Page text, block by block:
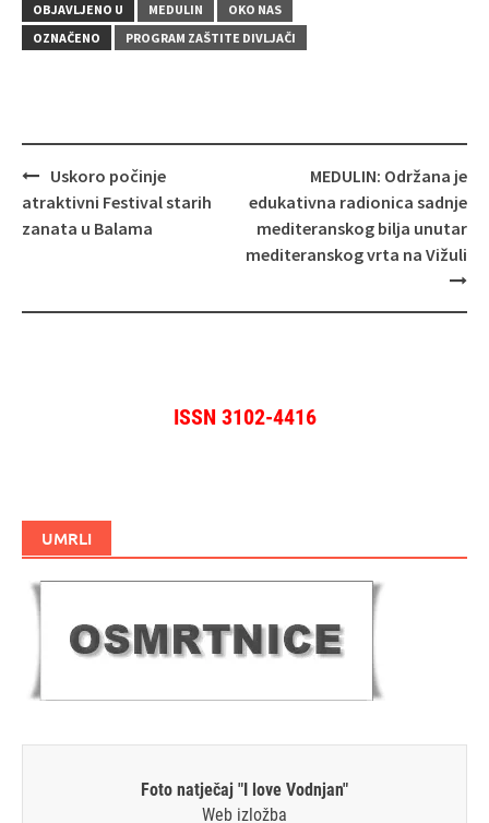
OBJAVLJENO U MEDULIN
OKO NAS
OZNAČENO
PROGRAM ZAŠTITE DIVLJAČI
Navigacija
objava
Uskoro počinje
atraktivni Festival starih
zanata u Balama
MEDULIN: Održana je
edukativna radionica sadnje
mediteranskog bilja unutar
mediteranskog vrta na Vižuli
ISSN 3102-4416
UMRLI
Foto natječaj "I love Vodnjan"
Web izložba